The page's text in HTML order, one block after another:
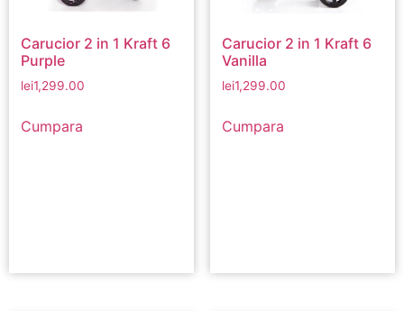
Carucior 2 in 1 Kraft 6
Purple
lei1,299.00
Cumpara
Carucior 2 in 1 Kraft 6
Vanilla
lei1,299.00
Cumpara